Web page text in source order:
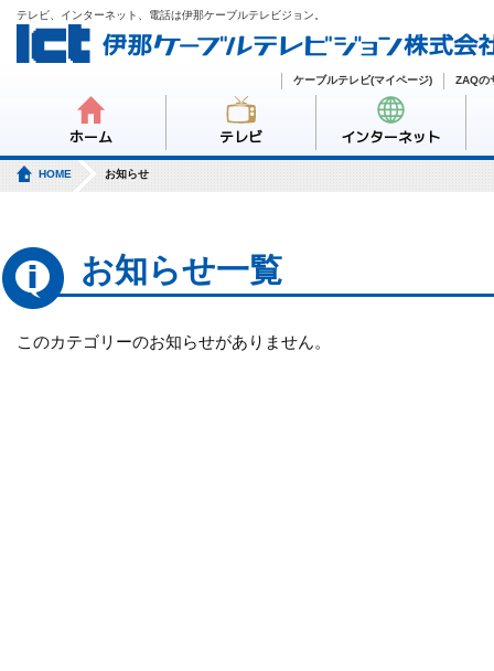
テレビ、インターネット、電話は伊那ケーブルテレビジョン。
ホーム テレビ インターネット
ZAQの
ケーブルテレビ(マイページ)
HOME お知らせ
お知らせ一覧
このカテゴリーのお知らせがありません。